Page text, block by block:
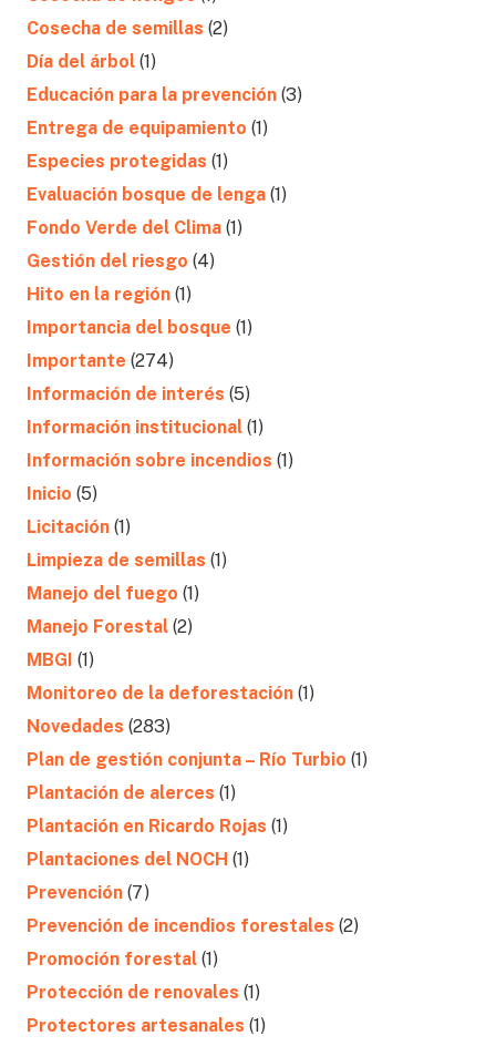
Cosecha de semillas (2)
Día del árbol (1)
Educación para la prevención (3)
Entrega de equipamiento (1)
Especies protegidas (1)
Evaluación bosque de lenga (1)
Fondo Verde del Clima (1)
Gestión del riesgo (4)
Hito en la región (1)
Importancia del bosque (1)
Importante (274)
Información de interés (5)
Información institucional (1)
Información sobre incendios (1)
Inicio (5)
Licitación (1)
Limpieza de semillas (1)
Manejo del fuego (1)
Manejo Forestal (2)
MBGI (1)
Monitoreo de la deforestación (1)
Novedades (283)
Plan de gestión conjunta – Río Turbio (1)
Plantación de alerces (1)
Plantación en Ricardo Rojas (1)
Plantaciones del NOCH (1)
Prevención (7)
Prevención de incendios forestales (2)
Promoción forestal (1)
Protección de renovales (1)
Protectores artesanales (1)